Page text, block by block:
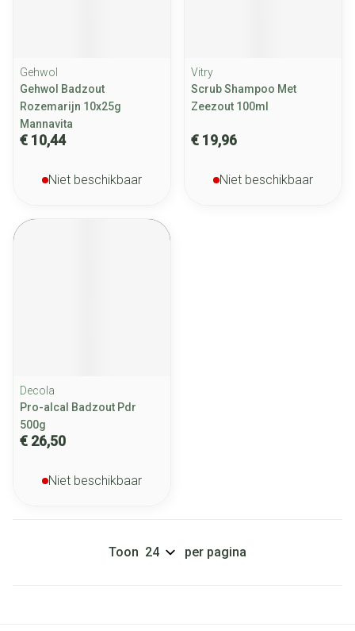
Gehwol
Gehwol Badzout
Rozemarijn 10x25g
Mannavita
€ 10,44
Niet beschikbaar
Vitry
Scrub Shampoo Met
Zeezout 100ml
€ 19,96
Niet beschikbaar
Decola
Pro-alcal Badzout Pdr
500g
€ 26,50
Niet beschikbaar
Toon per pagina